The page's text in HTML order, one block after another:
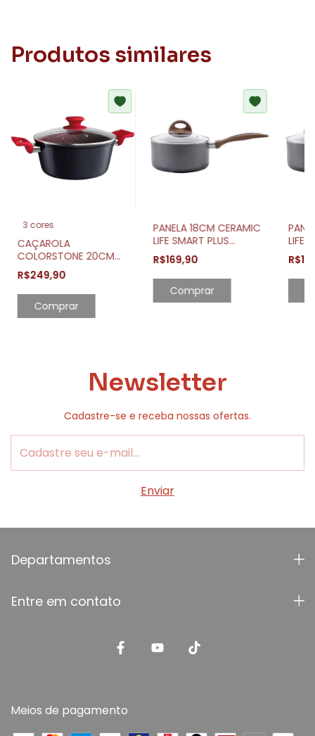
Produtos similares
3 cores
CAÇAROLA
COLORSTONE 20CM
ALU8556 EURO HOME
R$249,90
Comprar
PANELA 18CM CERAMIC
LIFE SMART PLUS
INDUÇÃO COM TAMPA
DE VIDRO GRANITTO
R$169,90
LIFE
DE
Newsletter
Cadastre-se e receba nossas ofertas.
Departamentos
Entre em contato
Meios de pagamento